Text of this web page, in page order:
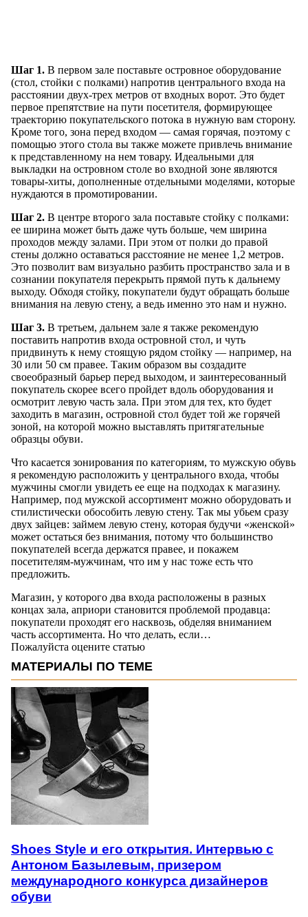
Шаг 1. В первом зале поставьте островное оборудование
(стол, стойки с полками) напротив центрального входа на
расстоянии двух-трех метров от входных ворот. Это будет
первое препятствие на пути посетителя, формирующее
траекторию покупательского потока в нужную вам сторону.
Кроме того, зона перед входом — самая горячая, поэтому с
помощью этого стола вы также можете привлечь внимание
к представленному на нем товару. Идеальными для
выкладки на островном столе во входной зоне являются
товары-хиты, дополненные отдельными моделями, которые
нуждаются в промотировании.
Шаг 2. В центре второго зала поставьте стойку с полками:
ее ширина может быть даже чуть больше, чем ширина
проходов между залами. При этом от полки до правой
стены должно оставаться расстояние не менее 1,2 метров.
Это позволит вам визуально разбить пространство зала и в
сознании покупателя перекрыть прямой путь к дальнему
выходу. Обходя стойку, покупатели будут обращать больше
внимания на левую стену, а ведь именно это нам и нужно.
Шаг 3. В третьем, дальнем зале я также рекомендую
поставить напротив входа островной стол, и чуть
придвинуть к нему стоящую рядом стойку — например, на
30 или 50 см правее. Таким образом вы создадите
своеобразный барьер перед выходом, и заинтересованный
покупатель скорее всего пройдет вдоль оборудования и
осмотрит левую часть зала. При этом для тех, кто будет
заходить в магазин, островной стол будет той же горячей
зоной, на которой можно выставлять притягательные
образцы обуви.
Что касается зонирования по категориям, то мужскую обувь
я рекомендую расположить у центрального входа, чтобы
мужчины смогли увидеть ее еще на подходах к магазину.
Например, под мужской ассортимент можно оборудовать и
стилистически обособить левую стену. Так мы убьем сразу
двух зайцев: займем левую стену, которая будучи «женской»
может остаться без внимания, потому что большинство
покупателей всегда держатся правее, и покажем
посетителям-мужчинам, что им у нас тоже есть что
предложить.
Магазин, у которого два входа расположены в разных
концах зала, априори становится проблемой продавца:
покупатели проходят его насквозь, обделяя вниманием
часть ассортимента. Но что делать, если…
Пожалуйста оцените статью
МАТЕРИАЛЫ ПО ТЕМЕ
Shoes Style и его открытия. Интервью с
Антоном Базылевым, призером
международного конкурса дизайнеров
обуви